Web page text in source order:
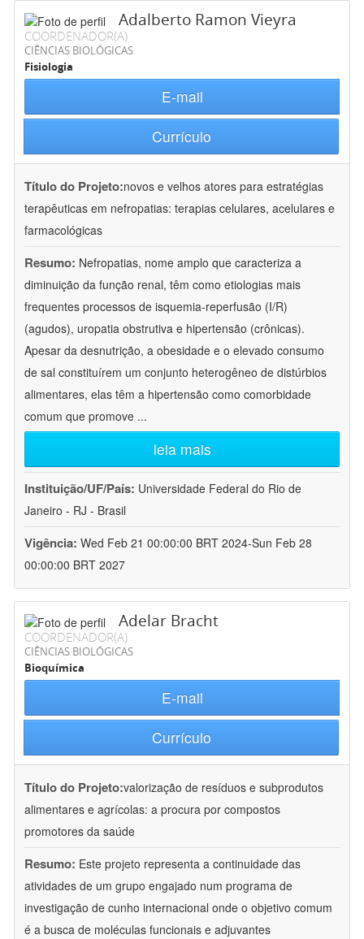
Adalberto Ramon Vieyra
COORDENADOR(A)
CIÊNCIAS BIOLÓGICAS
Fisiologia
E-mail
Currículo
Título do Projeto:novos e velhos atores para estratégias
terapêuticas em nefropatias: terapias celulares, acelulares e
farmacológicas
Resumo: Nefropatias, nome amplo que caracteriza a
diminuição da função renal, têm como etiologias mais
frequentes processos de isquemia-reperfusão (I/R)
(agudos), uropatia obstrutiva e hipertensão (crônicas).
Apesar da desnutrição, a obesidade e o elevado consumo
de sal constituírem um conjunto heterogêneo de distúrbios
alimentares, elas têm a hipertensão como comorbidade
comum que promove ...
leia mais
Instituição/UF/País: Universidade Federal do Rio de
Janeiro - RJ - Brasil
Vigência: Wed Feb 21 00:00:00 BRT 2024-Sun Feb 28
00:00:00 BRT 2027
Adelar Bracht
COORDENADOR(A)
CIÊNCIAS BIOLÓGICAS
Bioquímica
E-mail
Currículo
Título do Projeto:valorização de resíduos e subprodutos
alimentares e agrícolas: a procura por compostos
promotores da saúde
Resumo: Este projeto representa a continuidade das
atividades de um grupo engajado num programa de
investigação de cunho internacional onde o objetivo comum
é a busca de moléculas funcionais e adjuvantes